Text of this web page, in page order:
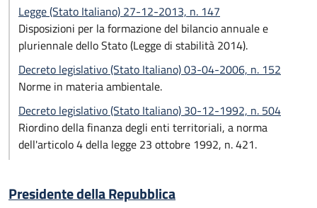
Legge (Stato Italiano) 27-12-2013, n. 147
Disposizioni per la formazione del bilancio annuale e
pluriennale dello Stato (Legge di stabilità 2014).
Decreto legislativo (Stato Italiano) 03-04-2006, n. 152
Norme in materia ambientale.
Decreto legislativo (Stato Italiano) 30-12-1992, n. 504
Riordino della finanza degli enti territoriali, a norma
dell'articolo 4 della legge 23 ottobre 1992, n. 421.
Presidente della Repubblica